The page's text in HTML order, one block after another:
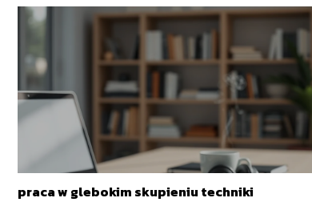
praca w glebokim skupieniu techniki